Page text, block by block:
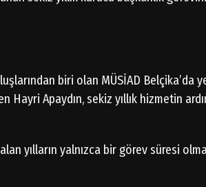
biri olan MÜSİAD Belçika’da
Hayri Apaydın, sekiz yıllık hizmetin
yılların yalnızca bir görev süresi